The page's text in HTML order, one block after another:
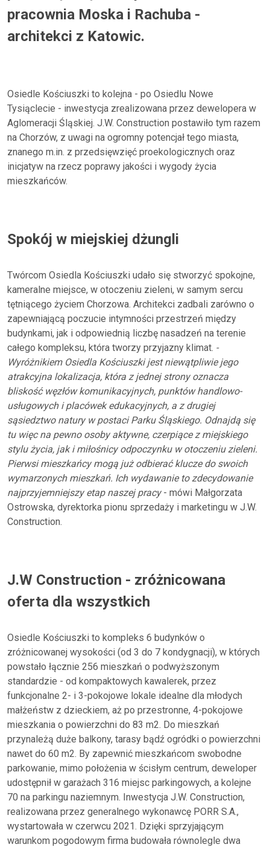
pracownia Moska i Rachuba -
architekci z Katowic.
Osiedle Kościuszki to kolejna - po Osiedlu Nowe
Tysiąclecie - inwestycja zrealizowana przez dewelopera w
Aglomeracji Śląskiej. J.W. Construction postawiło tym razem
na Chorzów, z uwagi na ogromny potencjał tego miasta,
znanego m.in. z przedsięwzięć proekologicznych oraz
inicjatyw na rzecz poprawy jakości i wygody życia
mieszkańców.
Spokój w miejskiej dżungli
Twórcom Osiedla Kościuszki udało się stworzyć spokojne,
kameralne miejsce, w otoczeniu zieleni, w samym sercu
tętniącego życiem Chorzowa. Architekci zadbali zarówno o
zapewniającą poczucie intymności przestrzeń między
budynkami, jak i odpowiednią liczbę nasadzeń na terenie
całego kompleksu, która tworzy przyjazny klimat. -
Wyróżnikiem Osiedla Kościuszki jest niewątpliwie jego
atrakcyjna lokalizacja, która z jednej strony oznacza
bliskość węzłów komunikacyjnych, punktów handlowo-
usługowych i placówek edukacyjnych, a z drugiej
sąsiedztwo natury w postaci Parku Śląskiego. Odnajdą się
tu więc na pewno osoby aktywne, czerpiące z miejskiego
stylu życia, jak i miłośnicy odpoczynku w otoczeniu zieleni.
Pierwsi mieszkańcy mogą już odbierać klucze do swoich
wymarzonych mieszkań. Ich wydawanie to zdecydowanie
najprzyjemniejszy etap naszej pracy- mówi Małgorzata
Ostrowska, dyrektorka pionu sprzedaży i marketingu w J.W.
Construction.
J.W Construction - zróżnicowana
oferta dla wszystkich
Osiedle Kościuszki to kompleks 6 budynków o
zróżnicowanej wysokości (od 3 do 7 kondygnacji), w których
powstało łącznie 256 mieszkań o podwyższonym
standardzie - od kompaktowych kawalerek, przez
funkcjonalne 2- i 3-pokojowe lokale idealne dla młodych
małżeństw z dzieckiem, aż po przestronne, 4-pokojowe
mieszkania o powierzchni do 83 m2. Do mieszkań
przynależą duże balkony, tarasy bądź ogródki o powierzchni
nawet do 60 m2. By zapewnić mieszkańcom swobodne
parkowanie, mimo położenia w ścisłym centrum, deweloper
udostępnił w garażach 316 miejsc parkingowych, a kolejne
70 na parkingu naziemnym. Inwestycja J.W. Construction,
realizowana przez generalnego wykonawcę PORR S.A.,
wystartowała w czerwcu 2021. Dzięki sprzyjającym
warunkom pogodowym firma budowała równolegle dwa